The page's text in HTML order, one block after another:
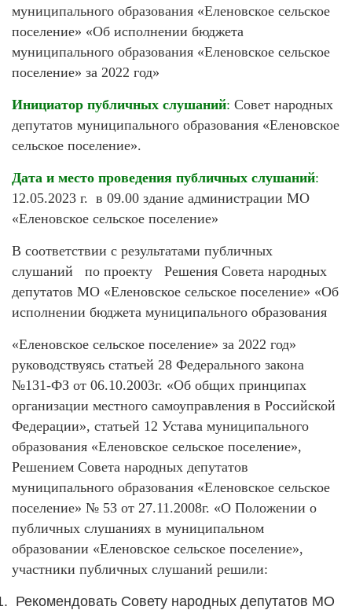
муниципального образования «Еленовское сельское
поселение» «Об исполнении бюджета
муниципального образования «Еленовское сельское
поселение» за 2022 год»
Инициатор публичных слушаний: Совет народных
депутатов муниципального образования «Еленовское
сельское поселение».
Дата и место проведения публичных слушаний:
12.05.2023 г. в 09.00 здание администрации МО
«Еленовское сельское поселение»
В соответствии с результатами публичных
слушаний по проекту Решения Совета народных
депутатов МО «Еленовское сельское поселение» «Об
исполнении бюджета муниципального образования
«Еленовское сельское поселение» за 2022 год»
руководствуясь статьей 28 Федерального закона
№131-ФЗ от 06.10.2003г. «Об общих принципах
организации местного самоуправления в Российской
Федерации», статьей 12 Устава муниципального
образования «Еленовское сельское поселение»,
Решением Совета народных депутатов
муниципального образования «Еленовское сельское
поселение» № 53 от 27.11.2008г. «О Положении о
публичных слушаниях в муниципальном
образовании «Еленовское сельское поселение»,
участники публичных слушаний решили:
Рекомендовать Совету народных депутатов МО